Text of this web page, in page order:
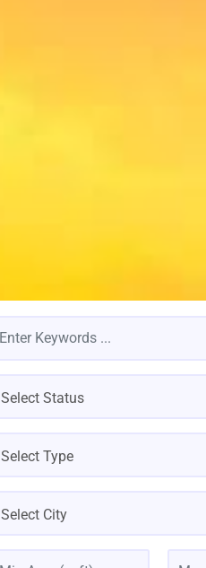
Select Status
Select Type
Select City